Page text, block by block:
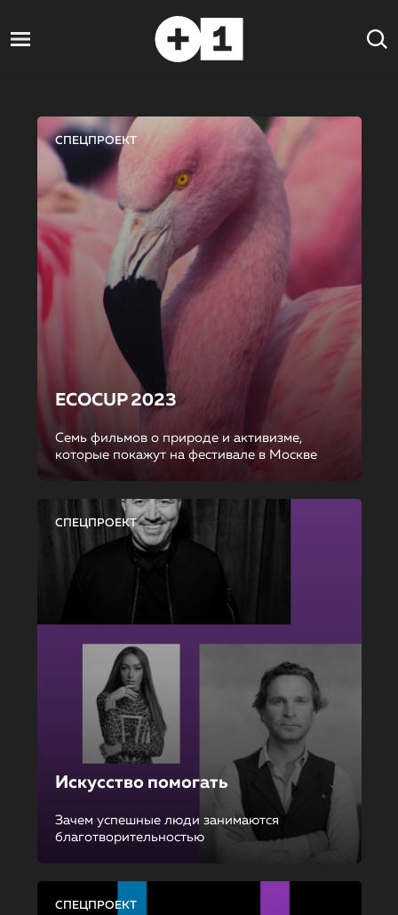
СПЕЦПРОЕКТ
ECOCUP 2023
Семь фильмов о природе и активизме,
которые покажут на фестивале в Москве
СПЕЦПРОЕКТ
Искусство помогать
Зачем успешные люди занимаются
благотворительностью
СПЕЦПРОЕКТ